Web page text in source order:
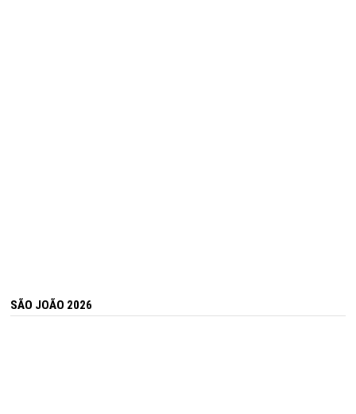
SÃO JOÃO 2026